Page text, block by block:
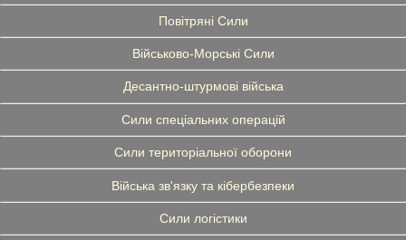
Повітряні Сили
Військово-Морські Сили
Десантно-штурмові війська
Сили спеціальних операцій
Сили територіальної оборони
Війська зв'язку та кібербезпеки
Сили логістики